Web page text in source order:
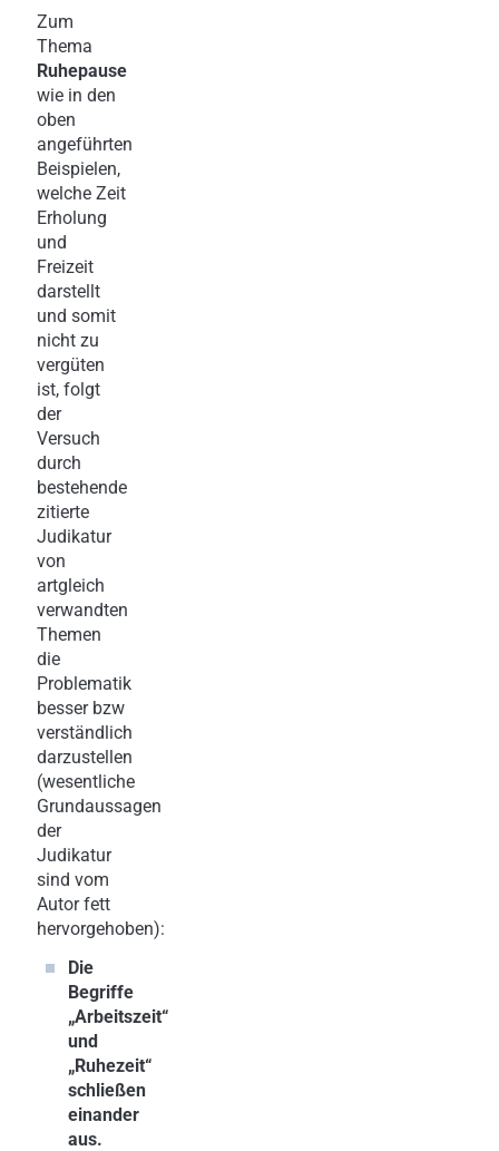
Zum
Thema
Ruhepause
wie in den
oben
angeführten
Beispielen,
welche Zeit
Erholung
und
Freizeit
darstellt
und somit
nicht zu
vergüten
ist, folgt
der
Versuch
durch
bestehende
zitierte
Judikatur
von
artgleich
verwandten
Themen
die
Problematik
besser bzw
verständlich
darzustellen
(wesentliche
Grundaussagen
der
Judikatur
sind vom
Autor fett
hervorgehoben):
Die
Begriffe
„Arbeitszeit“
und
„Ruhezeit“
schließen
einander
aus.